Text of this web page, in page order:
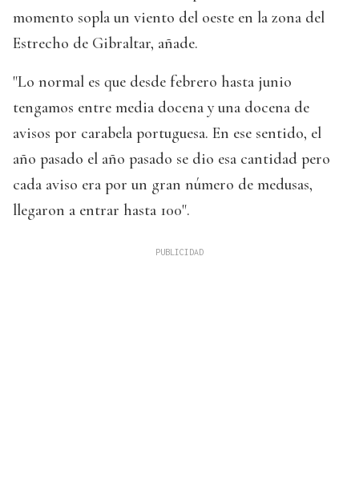
momento sopla un viento del oeste en la zona del
Estrecho de Gibraltar, añade.
"Lo normal es que desde febrero hasta junio
tengamos entre media docena y una docena de
avisos por carabela portuguesa. En ese sentido, el
año pasado el año pasado se dio esa cantidad pero
cada aviso era por un gran número de medusas,
llegaron a entrar hasta 100".